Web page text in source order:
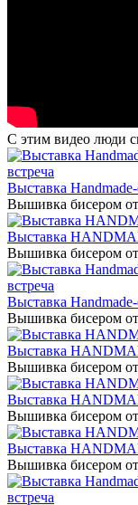
С этим видео люди
Выставка
Вышивка бисером
Выставка
Вышивка бисером
Выставка
Вышивка бисером
Выставка
Вышивка бисером
Выставка
Вышивка бисером
Выставка
Вышивка бисером